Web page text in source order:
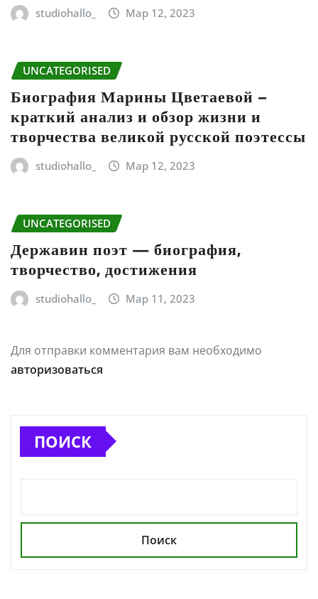
studiohallo_ Мар 12, 2023
UNCATEGORISED
Биография Марины Цветаевой –
краткий анализ и обзор жизни и
творчества великой русской поэтессы
studiohallo_ Мар 12, 2023
UNCATEGORISED
Державин поэт — биография,
творчество, достижения
studiohallo_ Мар 11, 2023
Для отправки комментария вам необходимо
авторизоваться
ПОИСК
Поиск